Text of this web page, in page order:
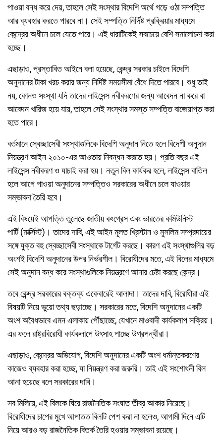
পাওয়া বন্ধ করে দেয়, তাহলে সেই সংস্থার বিদেশি অর্থে গড়ে ওঠা সম্পত্তি
আর ব্যবহার করতে পারবে না। সেই সম্পত্তি নির্দিষ্ট প্রক্রিয়ার মাধ্যমে
কেন্দ্রের অধীনে চলে যেতে পারে। এই ধারাটিকেই সবচেয়ে বেশি সমালোচনা করা
হচ্ছে।
এছাড়াও, প্রস্তাবিত আইনে বলা হয়েছে, কেন্দ্র সরকার চাইলে বিদেশি
অনুদানের টাকা খরচ করার জন্য নির্দিষ্ট সময়সীমা বেঁধে দিতে পারবে। শুধু তাই
নয়, কোনও সংস্থা যদি তাদের লাইসেন্স নবীকরণের জন্য আবেদন না করে বা
আবেদন খারিজ হয়ে যায়, তাহলে সেই সংস্থার সমস্ত সম্পত্তি বাজেয়াপ্ত করা
হতে পারে।
বর্তমানে স্বেচ্ছাসেবী সংস্থাগুলিকে বিদেশি অনুদান নিতে হলে বিদেশী অনুদান
নিয়ন্ত্রণ আইন ২০১০-এর আওতায় নিবন্ধন করতে হয়। প্রতি বছর এই
লাইসেন্স নবীকরণ ও যাচাই করা হয়। নতুন বিল কার্যকর হলে, লাইসেন্স বাতিল
হলে আগে পাওয়া অনুদানের সম্পত্তিও সরকারের অধীনে চলে যাওয়ার
সম্ভাবনা তৈরি হবে।
এই বিষয়েই আপত্তি তুলেছে জাতীয় কংগ্রেস এবং ভারতের কমিউনিস্ট
পার্টি (মার্ক্সিস্ট)। তাদের দাবি, এই আইন মূলত খ্রিস্টান ও মুসলিম সম্প্রদায়ের
সঙ্গে যুক্ত বহু স্বেচ্ছাসেবী সংস্থাকে টার্গেট করছে। কারণ এই সংস্থাগুলির বড়
অংশই বিদেশি অনুদানের উপর নির্ভরশীল। বিরোধীদের মতে, এই বিলের মাধ্যমে
সেই অনুদান বন্ধ করে সংস্থাগুলিকে নিয়ন্ত্রণে আনার চেষ্টা করছে কেন্দ্র।
তবে কেন্দ্র সরকারের বক্তব্য একেবারেই আলাদা। তাদের দাবি, বিরোধীরা এই
বিষয়টি নিয়ে ভুয়ো তথ্য ছড়াচ্ছে। সরকারের মতে, বিদেশি অনুদানের একটি
অংশ অবৈধভাবে এমন এলাকায় পৌঁছাচ্ছে, যেখানে মাওবাদী কার্যকলাপ সক্রিয়।
এর ফলে রাষ্ট্রবিরোধী কার্যকলাপে উৎসাহ পাচ্ছে উগ্রপন্থীরা।
এছাড়াও, কেন্দ্রের অভিযোগ, বিদেশি অনুদানের একটি অংশ ধর্মান্তকরণের
কাজেও ব্যবহার করা হচ্ছে, যা নিয়ন্ত্রণ করা জরুরি। তাই এই সংশোধনী বিল
আনা হয়েছে বলে সরকারের দাবি।
সব মিলিয়ে, এই বিলকে ঘিরে রাজনৈতিক সংঘাত তীব্র আকার নিয়েছে।
বিরোধীদের চাপের মুখে আপাতত বিলটি পেশ করা না হলেও, আগামী দিনে এটি
নিয়ে আরও বড় রাজনৈতিক বিতর্ক তৈরি হওয়ার সম্ভাবনা রয়েছে।